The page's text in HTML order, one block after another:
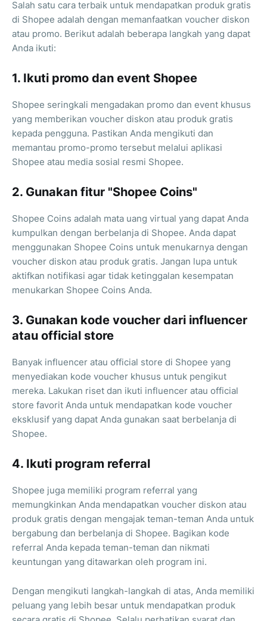
Salah satu cara terbaik untuk mendapatkan produk gratis
di Shopee adalah dengan memanfaatkan voucher diskon
atau promo. Berikut adalah beberapa langkah yang dapat
Anda ikuti:
1. Ikuti promo dan event Shopee
Shopee seringkali mengadakan promo dan event khusus
yang memberikan voucher diskon atau produk gratis
kepada pengguna. Pastikan Anda mengikuti dan
memantau promo-promo tersebut melalui aplikasi
Shopee atau media sosial resmi Shopee.
2. Gunakan fitur "Shopee Coins"
Shopee Coins adalah mata uang virtual yang dapat Anda
kumpulkan dengan berbelanja di Shopee. Anda dapat
menggunakan Shopee Coins untuk menukarnya dengan
voucher diskon atau produk gratis. Jangan lupa untuk
aktifkan notifikasi agar tidak ketinggalan kesempatan
menukarkan Shopee Coins Anda.
3. Gunakan kode voucher dari influencer
atau official store
Banyak influencer atau official store di Shopee yang
menyediakan kode voucher khusus untuk pengikut
mereka. Lakukan riset dan ikuti influencer atau official
store favorit Anda untuk mendapatkan kode voucher
eksklusif yang dapat Anda gunakan saat berbelanja di
Shopee.
4. Ikuti program referral
Shopee juga memiliki program referral yang
memungkinkan Anda mendapatkan voucher diskon atau
produk gratis dengan mengajak teman-teman Anda untuk
bergabung dan berbelanja di Shopee. Bagikan kode
referral Anda kepada teman-teman dan nikmati
keuntungan yang ditawarkan oleh program ini.
Dengan mengikuti langkah-langkah di atas, Anda memiliki
peluang yang lebih besar untuk mendapatkan produk